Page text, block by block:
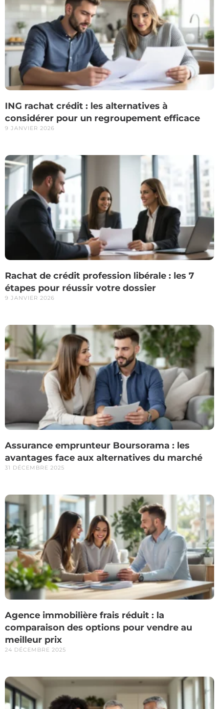
ING rachat crédit : les alternatives à
considérer pour un regroupement efficace
9 JANVIER 2026
Rachat de crédit profession libérale : les 7
étapes pour réussir votre dossier
9 JANVIER 2026
Assurance emprunteur Boursorama : les
avantages face aux alternatives du marché
31 DÉCEMBRE 2025
Agence immobilière frais réduit : la
comparaison des options pour vendre au
meilleur prix
24 DÉCEMBRE 2025